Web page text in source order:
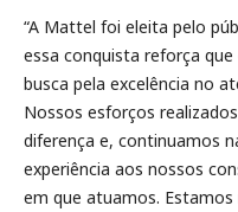
“A Mattel foi eleita pelo
essa conquista reforça
busca pela excelência no
Nossos esforços
diferença e, continuamos
experiência aos nossos
em que atuamos.